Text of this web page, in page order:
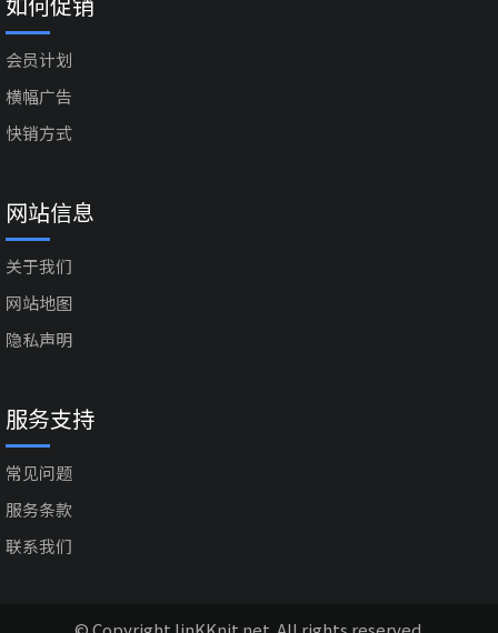
会员计划
横幅广告
快销方式
网站信息
关于我们
网站地图
隐私声明
服务支持
常见问题
服务条款
联系我们